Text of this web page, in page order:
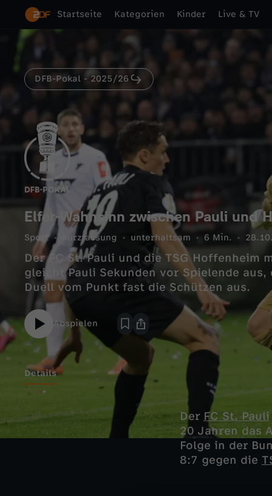
Startseite Kategorien Kinder Live & TV
DFB-Pokal - 2025/26
Elfer-Wahnsinn zwischen Pauli und
Sport Kurzfassung unterhaltsam 6 Min.
Der FC St. Pauli und die TSG Hoffenheim
gleicht Pauli Sekunden vor Spielende aus,
Duell vom Punkt fast die Schützen aus.
Abspielen
Details
Der FC St. Pauli
20 Jahren das
Folge in der
8:7 gegen die